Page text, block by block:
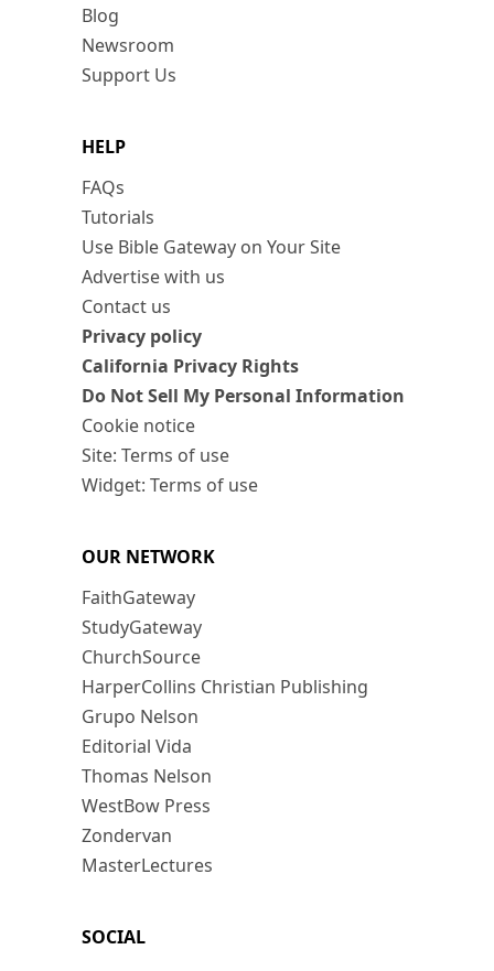
Blog
Newsroom
Support Us
HELP
FAQs
Tutorials
Use Bible Gateway on Your Site
Advertise with us
Contact us
Privacy policy
California Privacy Rights
Do Not Sell My Personal Information
Cookie notice
Site: Terms of use
Widget: Terms of use
OUR NETWORK
FaithGateway
StudyGateway
ChurchSource
HarperCollins Christian Publishing
Grupo Nelson
Editorial Vida
Thomas Nelson
WestBow Press
Zondervan
MasterLectures
SOCIAL